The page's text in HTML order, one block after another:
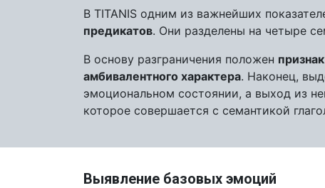
В TITANIS одним из важнейших
предикатов. Они разделены на четыре
В основу разграничения положен
амбивалентного характера. Наконец,
эмоциональном состоянии, а выход из
которое совершается с семантикой
Выявление базовых эмоций